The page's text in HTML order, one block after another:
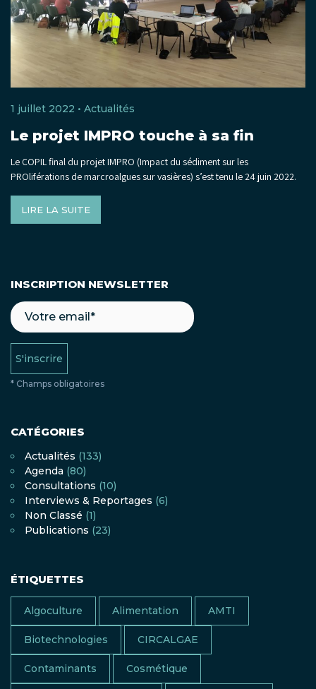
1 juillet 2022 • Actualités
Le projet IMPRO touche à sa fin
Le COPIL final du projet IMPRO (Impact du sédiment sur les
PROliférations de marcroalgues sur vasières) s’est tenu le 24 juin 2022.
LIRE LA SUITE
INSCRIPTION NEWSLETTER
S'inscrire
* Champs obligatoires
CATÉGORIES
Actualités (133)
Agenda (80)
Consultations (10)
Interviews & Reportages (6)
Non Classé (1)
Publications (23)
ÉTIQUETTES
Algoculture Alimentation AMTI
Biotechnologies CIRCALGAE
Contaminants Cosmétique